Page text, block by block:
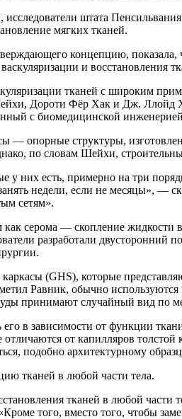
штата
мягких тканей.
концепцию,
и восстановления
тканей с широким
Дороти Фёр Хак и Дж. Ллойд
с биомедицинской
— опорные структуры,
по словам Шейхи,
у них есть, примерно на три
недели, если не месяцы», —
сетям».
серома — скопление жидкости
разработали
(GHS), которые
Равник, обычно
принимают случайный вид по
в зависимости от функции
от капилляров
подобно архитектурному
тканей в любой части тела.
тканей в любой
того, вместо того, чтобы